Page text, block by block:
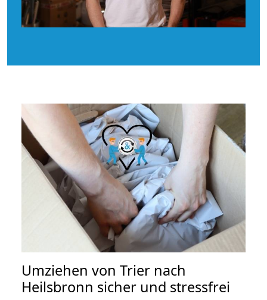
Umziehen von Trier nach
Heilsbronn sicher und stressfrei